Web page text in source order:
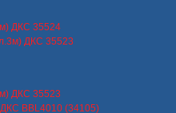
ДКС 35524
ДКС 35523